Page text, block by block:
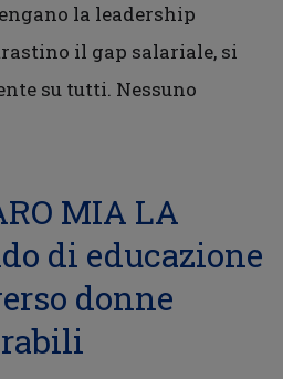
la leadership
il gap salariale, si
su tutti. Nessuno
MIA LA
di educazione
donne